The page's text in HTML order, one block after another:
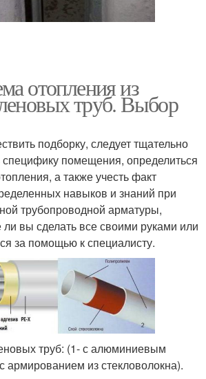
отопления из
труб. Выбор
подборку, следует тщательно
специфику помещения, определиться
а также учесть факт
навыков и знаний при
трубопроводной арматуры,
вы сделать все своими руками или
за помощью к специалисту.
труб: (1- с алюминиевым
армированием из стекловолокна).